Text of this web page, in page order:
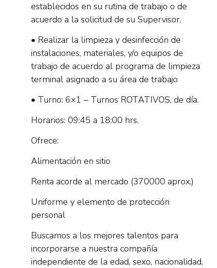
establecidos en su rutina de trabajo o de
acuerdo a la solicitud de su Supervisor.
• Realizar la limpieza y desinfección de
instalaciones, materiales, y/o equipos de
trabajo de acuerdo al programa de limpieza
terminal asignado a su área de trabajo
• Turno: 6×1 – Turnos ROTATIVOS, de día.
Horarios: 09:45 a 18:00 hrs.
Ofrece:
Alimentación en sitio
Renta acorde al mercado (370000 aprox.)
Uniforme y elemento de protección
personal
Buscamos a los mejores talentos para
incorporarse a nuestra compañía
independiente de la edad, sexo, nacionalidad,